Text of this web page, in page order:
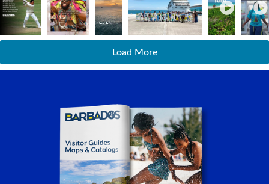
Load More